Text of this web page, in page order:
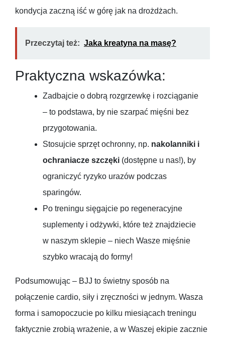
kondycja zaczną iść w górę jak na drożdżach.
Przeczytaj też: Jaka kreatyna na masę?
Praktyczna wskazówka:
Zadbajcie o dobrą rozgrzewkę i rozciąganie
– to podstawa, by nie szarpać mięśni bez
przygotowania.
Stosujcie sprzęt ochronny, np. nakolanniki i
ochraniacze szczęki (dostępne u nas!), by
ograniczyć ryzyko urazów podczas
sparingów.
Po treningu sięgajcie po regeneracyjne
suplementy i odżywki, które też znajdziecie
w naszym sklepie – niech Wasze mięśnie
szybko wracają do formy!
Podsumowując – BJJ to świetny sposób na
połączenie cardio, siły i zręczności w jednym. Wasza
forma i samopoczucie po kilku miesiącach treningu
faktycznie zrobią wrażenie, a w Waszej ekipie zacznie